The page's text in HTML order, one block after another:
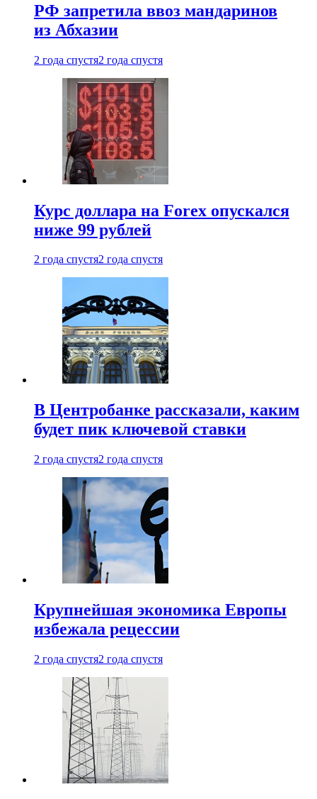
РФ запретила ввоз мандаринов
из Абхазии
2 года спустя2 года спустя
Курс доллара на Forex опускался
ниже 99 рублей
2 года спустя2 года спустя
В Центробанке рассказали, каким
будет пик ключевой ставки
2 года спустя2 года спустя
Крупнейшая экономика Европы
избежала рецессии
2 года спустя2 года спустя